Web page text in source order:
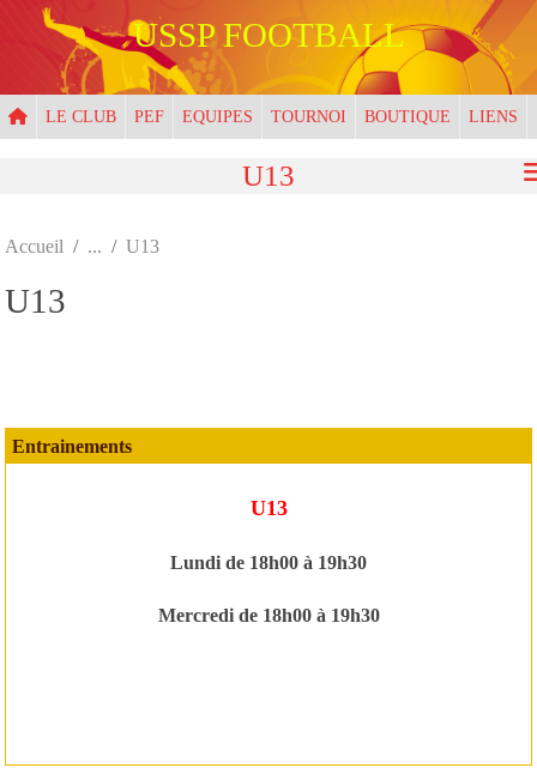
USSP FOOTBALL
LE CLUB PEF EQUIPES TOURNOI BOUTIQUE LIENS
U13
Accueil U13
U13
Entrainements
U13
Lundi de 18h00 à 19h30
Mercredi de 18h00 à 19h30
Panneau de gestion des cookies